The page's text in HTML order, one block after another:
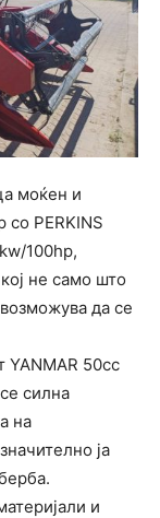
моќен и
PERKINS
100hp,
не само што
да се
YANMAR 50cc
силна
на
ја
и